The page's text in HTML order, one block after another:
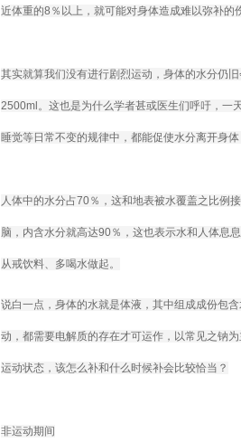
近体重的8％以上，就可能对身体造成难以弥补的
其实就算我们没有进行剧烈运动，身体的水分仍
2500ml。这也是为什么学者甚或医生们呼吁，一
睡觉等日常不变的规律中，都能促使水分离开身
人体中的水分占70％，这和地表被水覆盖之比例
脑，内含水分就高达90％，这也表示水和人体息
从戒饮料、多喝水做起。
说白一点，身体的水就是体液，其中组成成份包
动，都需要电解质的存在才可运作，以常见之钠
运动状态，该怎么补和什么时候补会比较恰当？
非运动期间